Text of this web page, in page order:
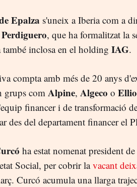
Epalza s'uneix a Iberia com a
, que ha formalitzat la
també inclosa en el holding IAG.
compta amb més de 20 anys
grups com Alpine, Algeco o
financer i de transformació
des del departament financer el
ha estat nomenat president de
Social, per cobrir lavacant
Curcó acumula una llarga